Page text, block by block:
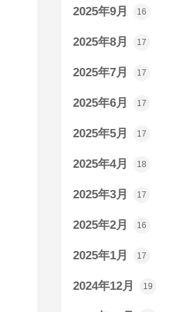
2025年9月 16
2025年8月 17
2025年7月 17
2025年6月 17
2025年5月 17
2025年4月 18
2025年3月 17
2025年2月 16
2025年1月 17
2024年12月 19